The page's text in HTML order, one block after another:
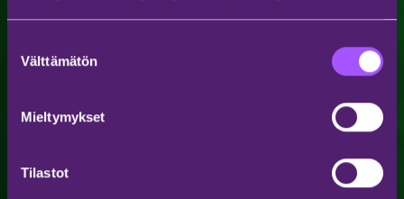
valinta
Välttämätön
Mieltymykset
Tilastot